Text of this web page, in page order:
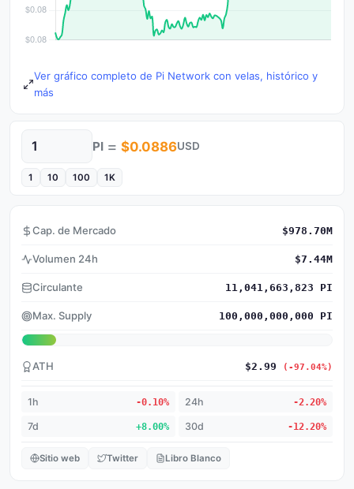
Ver gráfico completo de Pi Network con velas, histórico y
más
Cantidad PI = $0.0886USD
1 10 100 1K
Cap. de Mercado $978.70M
Volumen 24h $7.44M
Circulante 11,041,663,823 PI
Max. Supply 100,000,000,000 PI
ATH $2.99 (-97.04%)
1h -0.10% 24h -2.20%
7d +8.00% 30d -12.20%
Sitio web Twitter Libro Blanco